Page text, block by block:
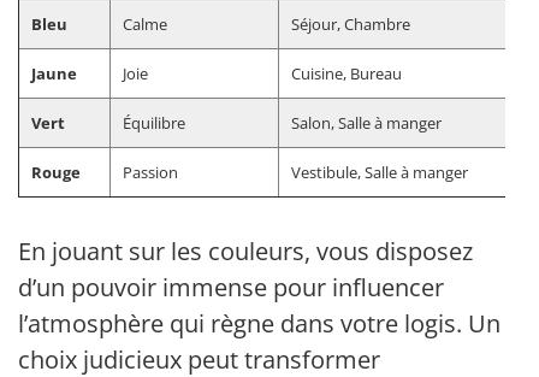
Bleu Calme Séjour, Chambre
Jaune Joie Cuisine, Bureau
Vert Équilibre Salon, Salle à manger
Rouge Passion Vestibule, Salle à manger
En jouant sur les couleurs, vous disposez
d’un pouvoir immense pour influencer
l’atmosphère qui règne dans votre logis. Un
choix judicieux peut transformer